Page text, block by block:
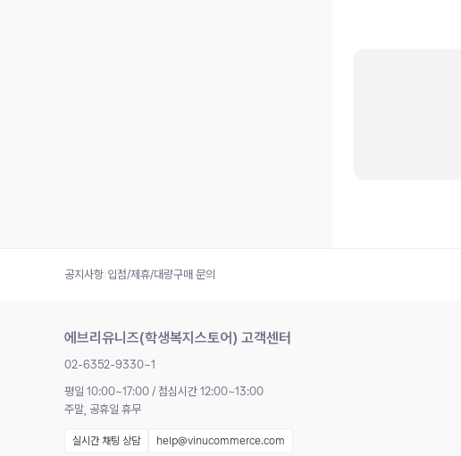
공지사항 입점/제휴/대량구매 문의
에브리유니즈(학생복지스토어) 고객센터
02-6352-9330~1
평일 10:00~17:00 / 점심시간 12:00~13:00
주말, 공휴일 휴무
실시간 채팅 상담 help@vinucommerce.com